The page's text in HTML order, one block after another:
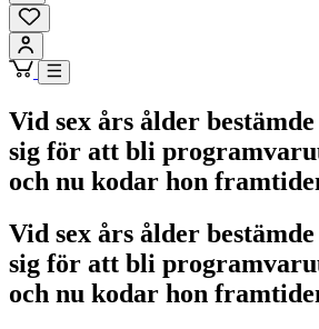
Vid sex års ålder
sig för att bli
och nu kodar hon
Vid sex års ålder
sig för att bli
och nu kodar hon